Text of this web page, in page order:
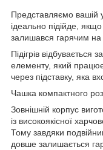
Представляємо вашій
ідеально підійде,
залишався гарячим
Підігрів
елементу, який
через підставку, яка
Чашка компактного
Зовнішній корпус
із високоякісної
Тому завдяки
довше залишається